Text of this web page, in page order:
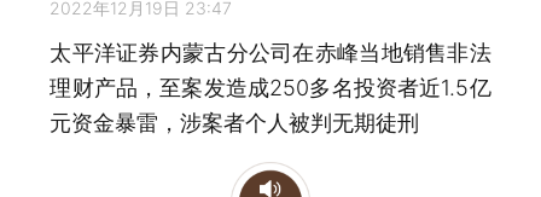
2022年12月19日 23:47
太平洋证券内蒙古分公司在赤峰当地销售非法
理财产品，至案发造成250多名投资者近1.5亿
元资金暴雷，涉案者个人被判无期徒刑